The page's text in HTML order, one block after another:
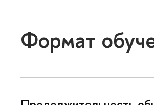
Формат